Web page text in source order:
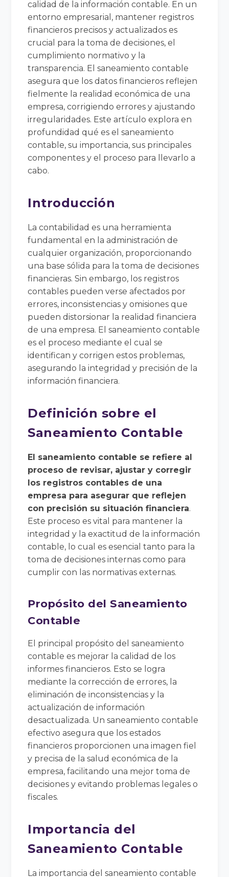
calidad de la información contable. En un
entorno empresarial, mantener registros
financieros precisos y actualizados es
crucial para la toma de decisiones, el
cumplimiento normativo y la
transparencia. El saneamiento contable
asegura que los datos financieros reflejen
fielmente la realidad económica de una
empresa, corrigiendo errores y ajustando
irregularidades. Este artículo explora en
profundidad qué es el saneamiento
contable, su importancia, sus principales
componentes y el proceso para llevarlo a
cabo.
Introducción
La contabilidad es una herramienta
fundamental en la administración de
cualquier organización, proporcionando
una base sólida para la toma de decisiones
financieras. Sin embargo, los registros
contables pueden verse afectados por
errores, inconsistencias y omisiones que
pueden distorsionar la realidad financiera
de una empresa. El saneamiento contable
es el proceso mediante el cual se
identifican y corrigen estos problemas,
asegurando la integridad y precisión de la
información financiera.
Definición sobre el
Saneamiento Contable
El saneamiento contable se refiere al
proceso de revisar, ajustar y corregir
los registros contables de una
empresa para asegurar que reflejen
con precisión su situación financiera.
Este proceso es vital para mantener la
integridad y la exactitud de la información
contable, lo cual es esencial tanto para la
toma de decisiones internas como para
cumplir con las normativas externas.
Propósito del Saneamiento
Contable
El principal propósito del saneamiento
contable es mejorar la calidad de los
informes financieros. Esto se logra
mediante la corrección de errores, la
eliminación de inconsistencias y la
actualización de información
desactualizada. Un saneamiento contable
efectivo asegura que los estados
financieros proporcionen una imagen fiel
y precisa de la salud económica de la
empresa, facilitando una mejor toma de
decisiones y evitando problemas legales o
fiscales.
Importancia del
Saneamiento Contable
La importancia del saneamiento contable